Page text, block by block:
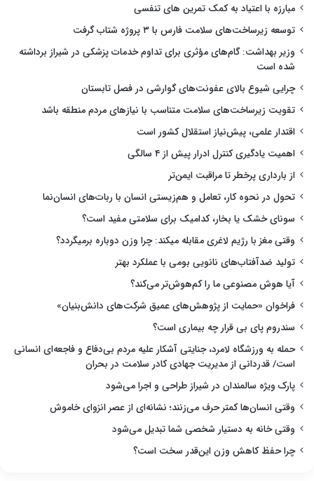
مبارزه با اعتیاد به کمک تمرین های تنفسی
توسعه زیرساخت‌های سلامت فارس با ۳ پروژه شتاب گرفت
وزیر بهداشت: گام‌های مؤثری برای تداوم خدمات پزشکی در شیراز برداشته
شده است
چرایی شیوع بالای عفونت‌های گوارشی در فصل تابستان
تقویت زیرساخت‌های سلامت متناسب با نیازهای مردم منطقه باشد
اقتدار علمی، پیش‌نیاز استقلال کشور است
اهمیت یادگیری کنترل ادرار پیش از ۴ سالگی
از بارداری پرخطر تا مراقبت ایمن‌تر
تحول در نحوه کار، تعامل و هم‌زیستی انسان با ربات‌های انسان‌نما
سونای خشک یا بخار، کدامیک برای سلامتی مفید است؟
وقتی مغز با رژیم لاغری مقابله میکند: چرا وزن دوباره برمیگردد؟
تولید ضدآفتاب‌های نانویی بومی با عملکرد بهتر
آیا هوش مصنوعی ما را کم‌هوش‌تر می‌کند؟
فراخوان «حمایت از پژوهش‌های عمیق شرکت‌های دانش‌بنیان»
سندروم پای بی قرار چه بیماری است؟
حمله به ورزشگاه لامرد، جنایتی آشکار علیه مردم بی‌دفاع و فاجعه‌ای انسانی
است/ قدردانی از مدیریت جهادی کادر سلامت در بحران
پارک ویژه سالمندان در شیراز طراحی و اجرا می‌شود
وقتی انسان‌ها کمتر حرف می‌زنند؛ نشانه‌ای از عصر انزوای خاموش
وقتی خانه به دستیار شخصی شما تبدیل می‌شود
چرا حفظ کاهش وزن این‌قدر سخت است؟